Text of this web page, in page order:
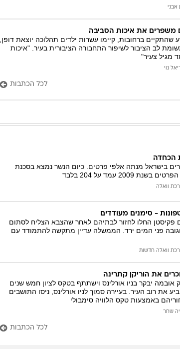
אבני
משפרים את איכות הסביבה
ברחובות, קיימו עשרות ילדים תהלוכה יוצאת דופן,
לב הציבור לשיפור התחבורה הציבורית בעיר. "איכות
מגיל צעיר"
נוי
לכל הכתבות
הכחדה
בישראל מנתה אלפי פרטים. כיום הנשר נמצא בסכנת
עמד על 204 בלבד
וואלה
- סימנים מעודדים
פקיסטן החלו לחזור לבתיהם לאחר שהצבא הצליח לסתום
פני המים ירד. הממשלה עדיין מתקשה להתמודד עם
וואלה חדשות
את הוריקן קתרינה
אובמה יבקר בניו אורלינס וישתתף בטקס לציון חמש שנים
את רוב העיר. בעיירה סמוך לניו אורלינס, ניסו התושבים
באמצעות טקס הלוויה סימבולי
שחר
לכל הכתבות